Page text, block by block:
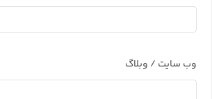
وب سایت / وبلاگ